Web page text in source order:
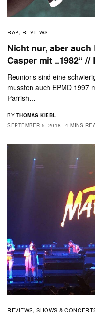
RAP, REVIEWS
Nicht nur, aber
Casper mit „1982“ //
Reunions sind eine
mussten auch EPMD 1997
Parrish…
BY THOMAS KIEBL
SEPTEMBER 5, 2018
4 MINS
REVIEWS, SHOWS &